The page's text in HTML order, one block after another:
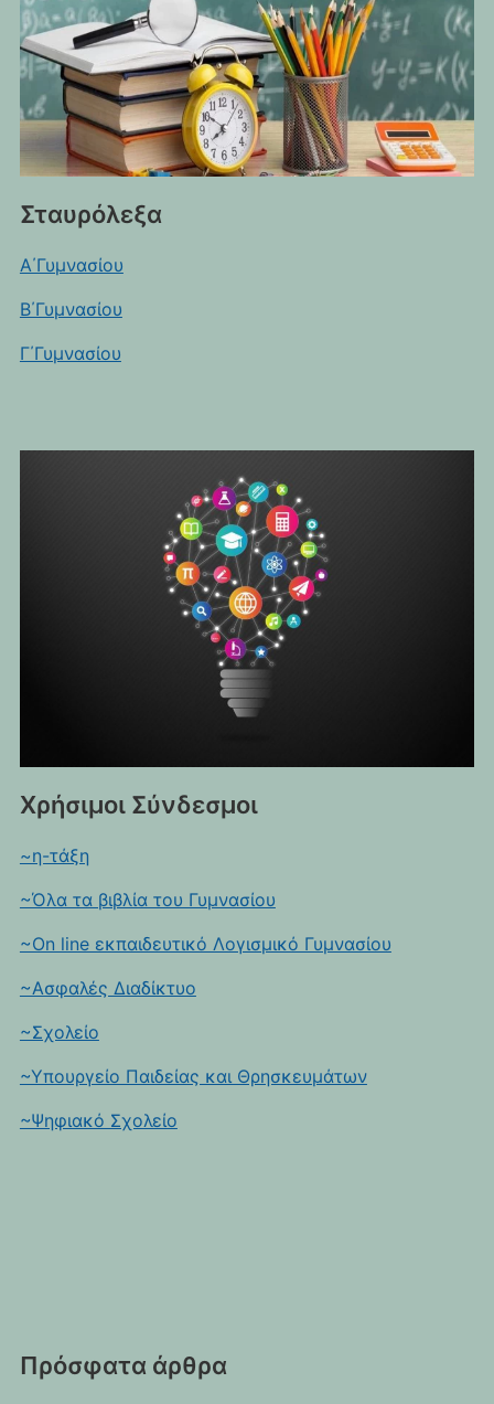
Σταυρόλεξα
Α΄Γυμνασίου
Β΄Γυμνασίου
Γ΄Γυμνασίου
Χρήσιμοι Σύνδεσμοι
~η-τάξη
~Όλα τα βιβλία του Γυμνασίου
~On line εκπαιδευτικό Λογισμικό Γυμνασίου
~Ασφαλές Διαδίκτυο
~Σχολείο
~Υπουργείο Παιδείας και Θρησκευμάτων
~Ψηφιακό Σχολείο
Πρόσφατα άρθρα